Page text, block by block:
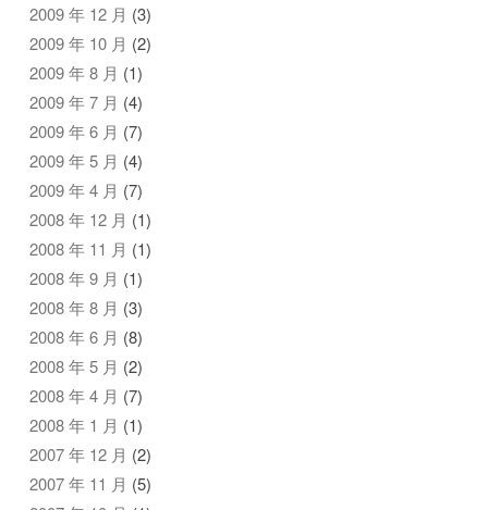
2009 年 12 月 (3)
2009 年 10 月 (2)
2009 年 8 月 (1)
2009 年 7 月 (4)
2009 年 6 月 (7)
2009 年 5 月 (4)
2009 年 4 月 (7)
2008 年 12 月 (1)
2008 年 11 月 (1)
2008 年 9 月 (1)
2008 年 8 月 (3)
2008 年 6 月 (8)
2008 年 5 月 (2)
2008 年 4 月 (7)
2008 年 1 月 (1)
2007 年 12 月 (2)
2007 年 11 月 (5)